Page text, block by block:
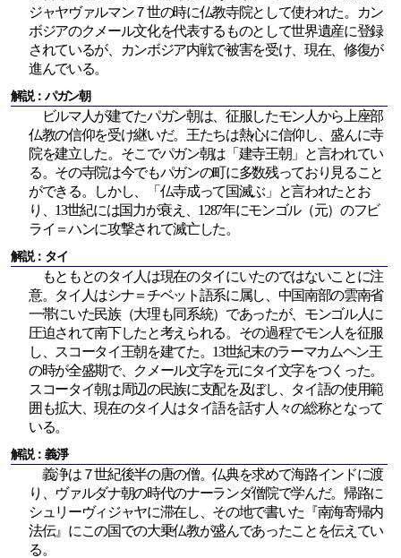
ジャヤヴァルマン７世の時に仏教寺院として使われた。カン
ボジアのクメール文化を代表するものとして世界遺産に登録
されているが、カンボジア内戦で被害を受け、現在、修復が
進んでいる。
解説：パガン朝
ビルマ人が建てたパガン朝は、征服したモン人から上座部
仏教の信仰を受け継いだ。王たちは熱心に信仰し、盛んに寺
院を建立した。そこでパガン朝は「建寺王朝」と言われてい
る。その寺院は今でもパガンの町に多数残っており見ること
ができる。しかし、「仏寺成って国滅ぶ」と言われたとお
り、13世紀には国力が衰え、1287年にモンゴル（元）のフビ
ライ＝ハンに攻撃されて滅亡した。
解説：タイ
もともとのタイ人は現在のタイにいたのではないことに注
意。タイ人はシナ＝チベット語系に属し、中国南部の雲南省
一帯にいた民族（大理も同系統）であったが、モンゴル人に
圧迫されて南下したと考えられる。その過程でモン人を征服
し、スコータイ王朝を建てた。13世紀末のラーマカムヘン王
の時が全盛期で、クメール文字を元にタイ文字をつくった。
スコータイ朝は周辺の民族に支配を及ぼし、タイ語の使用範
囲も拡大、現在のタイ人はタイ語を話す人々の総称となって
いる。
解説：義淨
義浄は７世紀後半の唐の僧。仏典を求めて海路インドに渡
り、ヴァルダナ朝の時代のナーランダ僧院で学んだ。帰路に
シュリーヴィジャヤに滞在し、その地で書いた『南海寄帰内
法伝』にこの国での大乗仏教が盛んであったことを伝えてい
る。